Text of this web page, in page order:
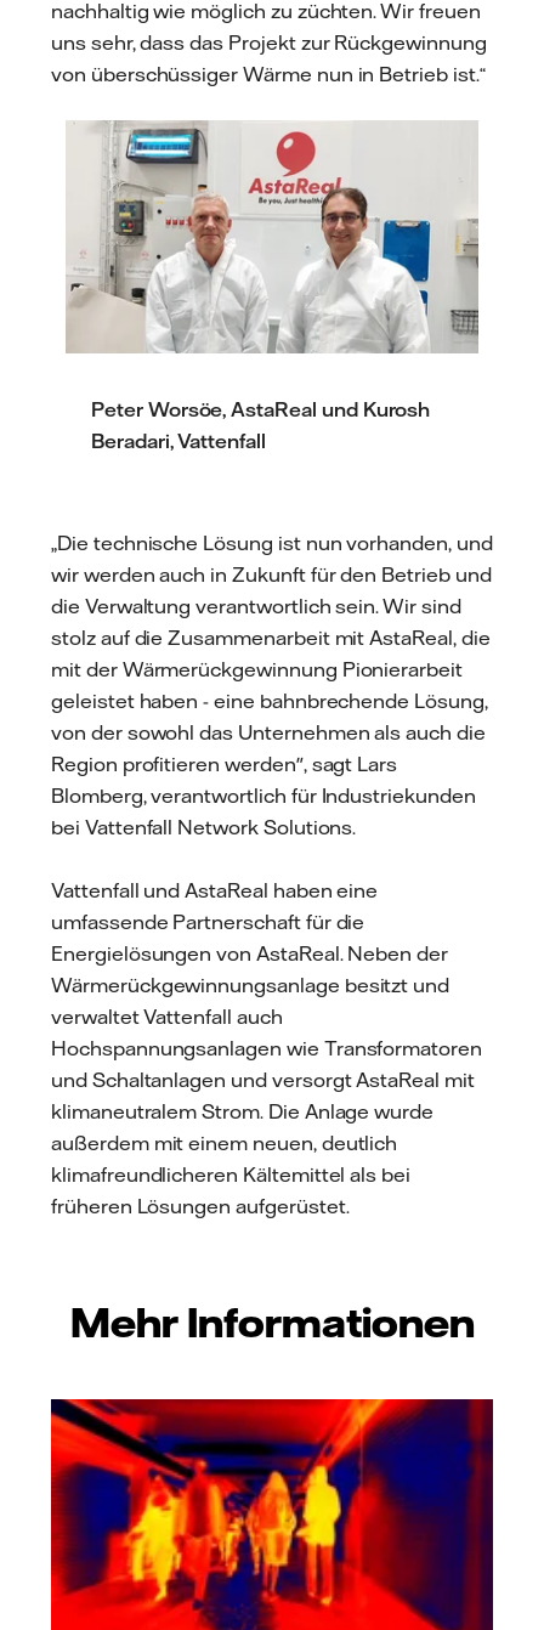
nachhaltig wie möglich zu züchten. Wir freuen
uns sehr, dass das Projekt zur Rückgewinnung
von überschüssiger Wärme nun in Betrieb ist.“
Peter Worsöe, AstaReal und Kurosh
Beradari, Vattenfall
„Die technische Lösung ist nun vorhanden, und
wir werden auch in Zukunft für den Betrieb und
die Verwaltung verantwortlich sein. Wir sind
stolz auf die Zusammenarbeit mit AstaReal, die
mit der Wärmerückgewinnung Pionierarbeit
geleistet haben - eine bahnbrechende Lösung,
von der sowohl das Unternehmen als auch die
Region profitieren werden", sagt Lars
Blomberg, verantwortlich für Industriekunden
bei Vattenfall Network Solutions.
Vattenfall und AstaReal haben eine
umfassende Partnerschaft für die
Energielösungen von AstaReal. Neben der
Wärmerückgewinnungsanlage besitzt und
verwaltet Vattenfall auch
Hochspannungsanlagen wie Transformatoren
und Schaltanlagen und versorgt AstaReal mit
klimaneutralem Strom. Die Anlage wurde
außerdem mit einem neuen, deutlich
klimafreundlicheren Kältemittel als bei
früheren Lösungen aufgerüstet.
Mehr Informationen